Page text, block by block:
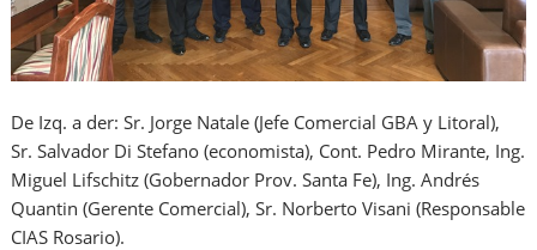
De Izq. a der: Sr. Jorge Natale (Jefe Comercial GBA y Litoral),
Sr. Salvador Di Stefano (economista), Cont. Pedro Mirante, Ing.
Miguel Lifschitz (Gobernador Prov. Santa Fe), Ing. Andrés
Quantin (Gerente Comercial), Sr. Norberto Visani (Responsable
CIAS Rosario).